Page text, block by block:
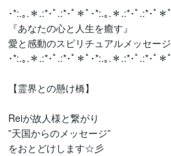
･*:.｡.＊.:*･ﾟ.:*･ﾟ＊ﾟ･*:.｡.＊.:*･ﾟ.:*･ﾟ＊ﾟ
『あなたの心と人生を癒す』
愛と感動のスピリチュアルメッセージ
･*:.｡.＊.:*･ﾟ.:*･ﾟ＊ﾟ･*:.｡.＊.:*･ﾟ.:*･ﾟ＊ﾟ
【霊界との懸け橋】
Reiが故人様と繋がり
”天国からのメッセージ”
をおとどけします☆彡